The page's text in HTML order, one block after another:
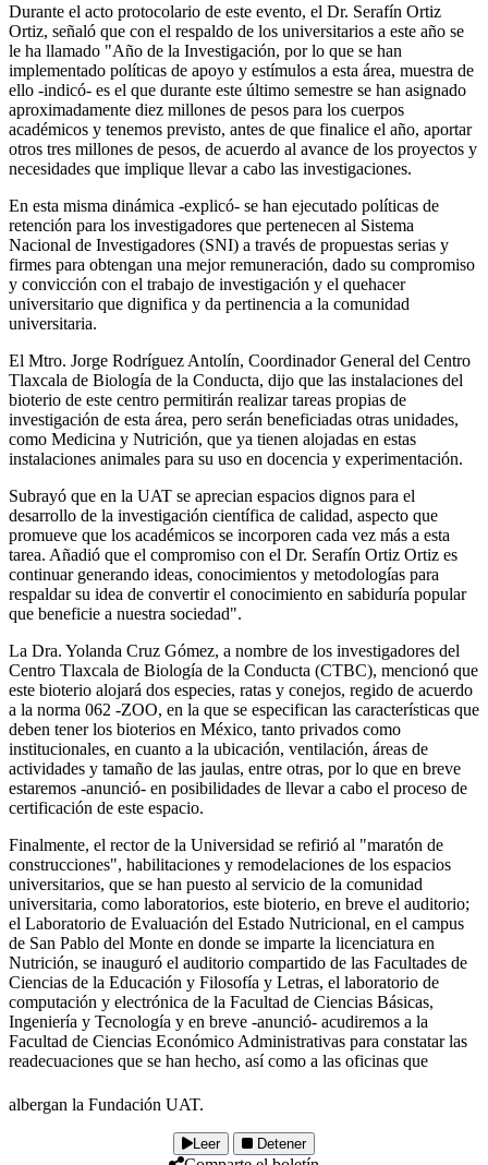
Durante el acto protocolario de este evento, el Dr. Serafín Ortiz
Ortiz, señaló que con el respaldo de los universitarios a este año se
le ha llamado "Año de la Investigación, por lo que se han
implementado políticas de apoyo y estímulos a esta área, muestra de
ello -indicó- es el que durante este último semestre se han asignado
aproximadamente diez millones de pesos para los cuerpos
académicos y tenemos previsto, antes de que finalice el año, aportar
otros tres millones de pesos, de acuerdo al avance de los proyectos y
necesidades que implique llevar a cabo las investigaciones.
En esta misma dinámica -explicó- se han ejecutado políticas de
retención para los investigadores que pertenecen al Sistema
Nacional de Investigadores (SNI) a través de propuestas serias y
firmes para obtengan una mejor remuneración, dado su compromiso
y convicción con el trabajo de investigación y el quehacer
universitario que dignifica y da pertinencia a la comunidad
universitaria.
El Mtro. Jorge Rodríguez Antolín, Coordinador General del Centro
Tlaxcala de Biología de la Conducta, dijo que las instalaciones del
bioterio de este centro permitirán realizar tareas propias de
investigación de esta área, pero serán beneficiadas otras unidades,
como Medicina y Nutrición, que ya tienen alojadas en estas
instalaciones animales para su uso en docencia y experimentación.
Subrayó que en la UAT se aprecian espacios dignos para el
desarrollo de la investigación científica de calidad, aspecto que
promueve que los académicos se incorporen cada vez más a esta
tarea. Añadió que el compromiso con el Dr. Serafín Ortiz Ortiz es
continuar generando ideas, conocimientos y metodologías para
respaldar su idea de convertir el conocimiento en sabiduría popular
que beneficie a nuestra sociedad".
La Dra. Yolanda Cruz Gómez, a nombre de los investigadores del
Centro Tlaxcala de Biología de la Conducta (CTBC), mencionó que
este bioterio alojará dos especies, ratas y conejos, regido de acuerdo
a la norma 062 -ZOO, en la que se especifican las características que
deben tener los bioterios en México, tanto privados como
institucionales, en cuanto a la ubicación, ventilación, áreas de
actividades y tamaño de las jaulas, entre otras, por lo que en breve
estaremos -anunció- en posibilidades de llevar a cabo el proceso de
certificación de este espacio.
Finalmente, el rector de la Universidad se refirió al "maratón de
construcciones", habilitaciones y remodelaciones de los espacios
universitarios, que se han puesto al servicio de la comunidad
universitaria, como laboratorios, este bioterio, en breve el auditorio;
el Laboratorio de Evaluación del Estado Nutricional, en el campus
de San Pablo del Monte en donde se imparte la licenciatura en
Nutrición, se inauguró el auditorio compartido de las Facultades de
Ciencias de la Educación y Filosofía y Letras, el laboratorio de
computación y electrónica de la Facultad de Ciencias Básicas,
Ingeniería y Tecnología y en breve -anunció- acudiremos a la
Facultad de Ciencias Económico Administrativas para constatar las
readecuaciones que se han hecho, así como a las oficinas que
albergan la Fundación UAT.
Leer Detener